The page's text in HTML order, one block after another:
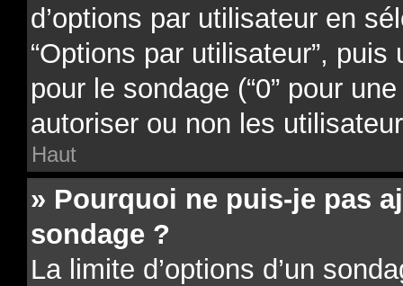
d’options par utilisateur en
“Options par utilisateur”,
pour le sondage (“0” pour
autoriser ou non les
Haut
» Pourquoi ne puis-je pas
sondage ?
La limite d’options d’un